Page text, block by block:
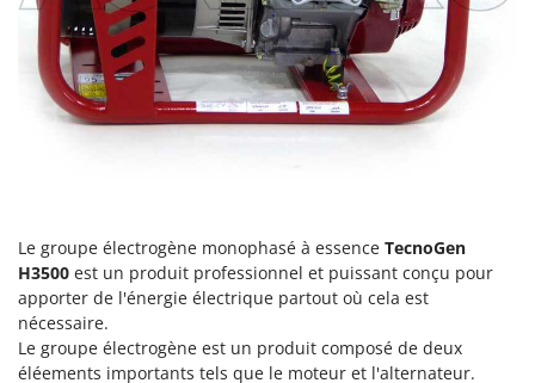
Groupes électrogènes
Gyrobroyeurs à lame pour tracteur
Haches - Cognées et Hachettes
L
Lames à neige
Lames niveleuses pour tracteur
Lave-vitres
EcoFlow
Edilmark
Effeuno
Enotecnica Pillan
Eschenfelder
EuroMech
Eurosystems
Le groupe électrogène monophasé à essence TecnoGen
H3500 est un produit professionnel et puissant conçu pour
apporter de l'énergie électrique partout où cela est
nécessaire.
Le groupe électrogène est un produit composé de deux
éléements importants tels que le moteur et l'alternateur.